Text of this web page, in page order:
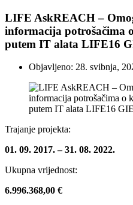
LIFE AskREACH –
informacija potrošačima
putem IT alata LIFE16
Objavljeno: 28. svibnja,
Trajanje projekta:
01. 09. 2017. – 31. 08. 2022.
Ukupna vrijednost:
6.996.368,00 €